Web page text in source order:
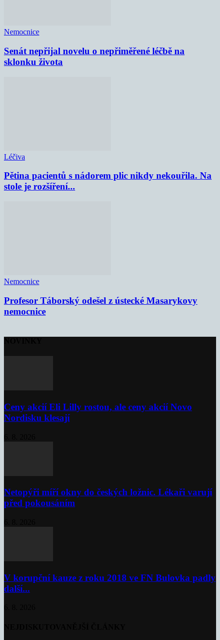
Nemocnice
Senát nepřijal novelu o nepřiměřené léčbě na
sklonku života
Léčiva
Pětina pacientů s nádorem plic nikdy nekouřila. Na
stole je rozšíření...
Nemocnice
Profesor Táborský odešel z ústecké Masarykovy
nemocnice
Ceny akcií Eli Lilly rostou, ale ceny akcií Novo
Nordisku klesají
Netopýři míří okny do českých ložnic. Lékaři varují
před pokousáním
V korupční kauze z roku 2018 ve FN Bulovka padly
další...